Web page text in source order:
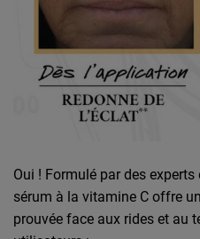
Oui ! Formulé par des
sérum à la vitamine C offre
prouvée face aux rides et au